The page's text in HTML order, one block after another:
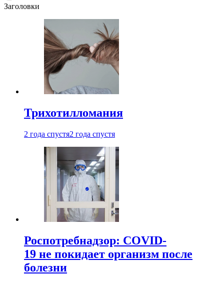
Заголовки
Трихотилломания
2 года спустя2 года спустя
Роспотребнадзор: COVID-
19 не покидает организм после
болезни